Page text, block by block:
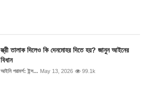
স্ত্রী তালাক দিলেও কি দেনমোহর দিতে হয়? জানুন আইনের
বিধান
আইনি পরামর্শ: ইন্স... May 13, 2026 99.1k